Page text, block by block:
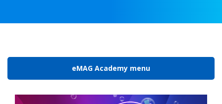
eMAG Academy menu